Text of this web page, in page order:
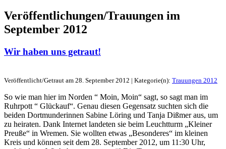
Veröffentlichungen/Trauungen im
September 2012
Wir haben uns getraut!
Veröffentlicht/Getraut am 28. September 2012 | Kategorie(n): Trauungen 2012
So wie man hier im Norden “ Moin, Moin“ sagt, so sagt man im
Ruhrpott “ Glückauf“. Genau diesen Gegensatz suchten sich die
beiden Dortmunderinnen Sabine Löring und Tanja Dißmer aus, um
zu heiraten. Dank Internet landeten sie beim Leuchtturm „Kleiner
Preuße“ in Wremen. Sie wollten etwas „Besonderes“ im kleinen
Kreis und können seit dem 28. September 2012, um 11:30 Uhr,